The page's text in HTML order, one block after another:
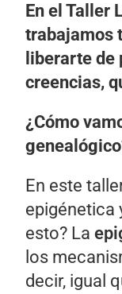
En el Taller
trabajamos
liberarte de
creencias,
¿Cómo
En este
epigénetica
esto? La
los
decir, igual